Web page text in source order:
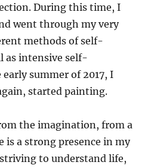
During this time, I
went through my very
methods of self-
as intensive self-
summer of 2017, I
started painting.
the imagination, from a
is a strong presence in my
to understand life,